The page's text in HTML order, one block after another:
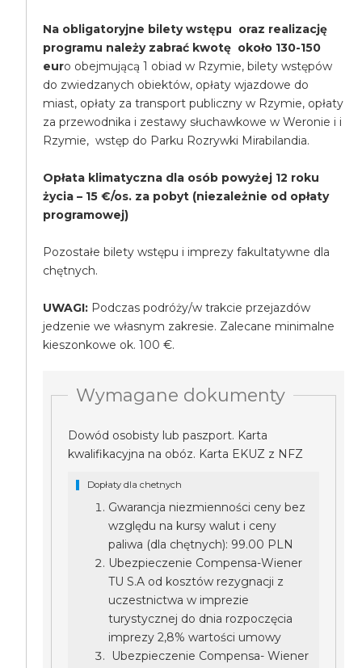
Na obligatoryjne bilety wstępu oraz realizację
programu należy zabrać kwotę około 130-150
euro obejmującą 1 obiad w Rzymie, bilety wstępów
do zwiedzanych obiektów, opłaty wjazdowe do
miast, opłaty za transport publiczny w Rzymie, opłaty
za przewodnika i zestawy słuchawkowe w Weronie i i
Rzymie, wstęp do Parku Rozrywki Mirabilandia.
Opłata klimatyczna dla osób powyżej 12 roku
życia – 15 €/os. za pobyt (niezależnie od opłaty
programowej)
Pozostałe bilety wstępu i imprezy fakultatywne dla
chętnych.
UWAGI: Podczas podróży/w trakcie przejazdów
jedzenie we własnym zakresie. Zalecane minimalne
kieszonkowe ok. 100 €.
Wymagane dokumenty
Dowód osobisty lub paszport. Karta
kwalifikacyjna na obóz. Karta EKUZ z NFZ
Dopłaty dla chetnych
Gwarancja niezmienności ceny bez
względu na kursy walut i ceny
paliwa (dla chętnych): 99.00 PLN
Ubezpieczenie Compensa-Wiener
TU S.A od kosztów rezygnacji z
uczestnictwa w imprezie
turystycznej do dnia rozpoczęcia
imprezy 2,8% wartości umowy
Ubezpieczenie Compensa- Wiener